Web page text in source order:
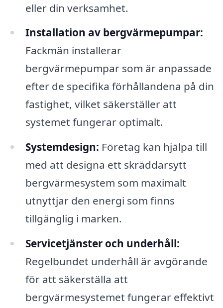
eller din verksamhet.
Installation av bergvärmepumpar:
Fackmän installerar
bergvärmepumpar som är anpassade
efter de specifika förhållandena på din
fastighet, vilket säkerställer att
systemet fungerar optimalt.
Systemdesign: Företag kan hjälpa till
med att designa ett skräddarsytt
bergvärmesystem som maximalt
utnyttjar den energi som finns
tillgänglig i marken.
Servicetjänster och underhåll:
Regelbundet underhåll är avgörande
för att säkerställa att
bergvärmesystemet fungerar effektivt